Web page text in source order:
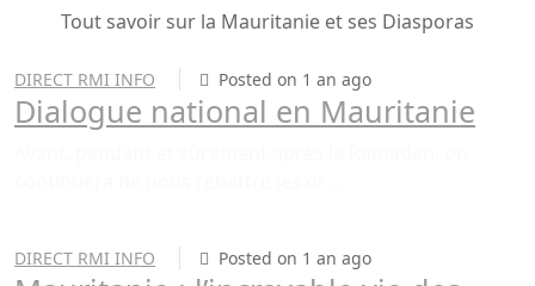
Tout savoir sur la Mauritanie et ses Diasporas
DIRECT RMI INFO Posted on 1 an ago
Dialogue national en Mauritanie
DIRECT RMI INFO Posted on 1 an ago